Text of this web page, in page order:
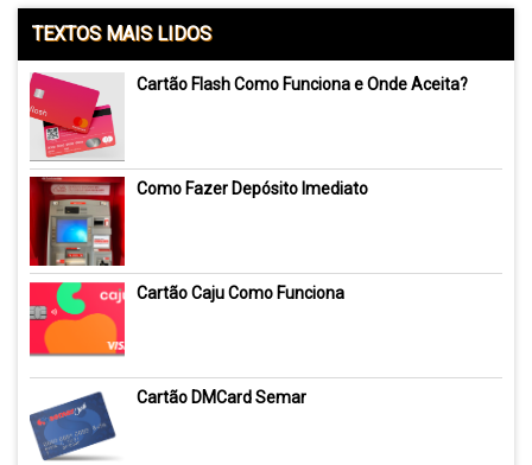
TEXTOS MAIS LIDOS
Cartão Flash Como Funciona e Onde Aceita?
Como Fazer Depósito Imediato
Cartão Caju Como Funciona
Cartão DMCard Semar